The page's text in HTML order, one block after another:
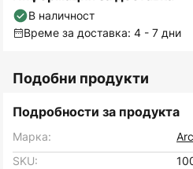
В наличност
Време за доставка: 4 - 7 дни
Подобни продукти
Подробности за продукта
Марка:
SKU: